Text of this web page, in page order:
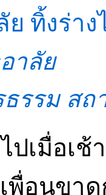
ทิ้งร่าง
าลัย
รรม สถ
ปเมื่อเ
พื่อนขา